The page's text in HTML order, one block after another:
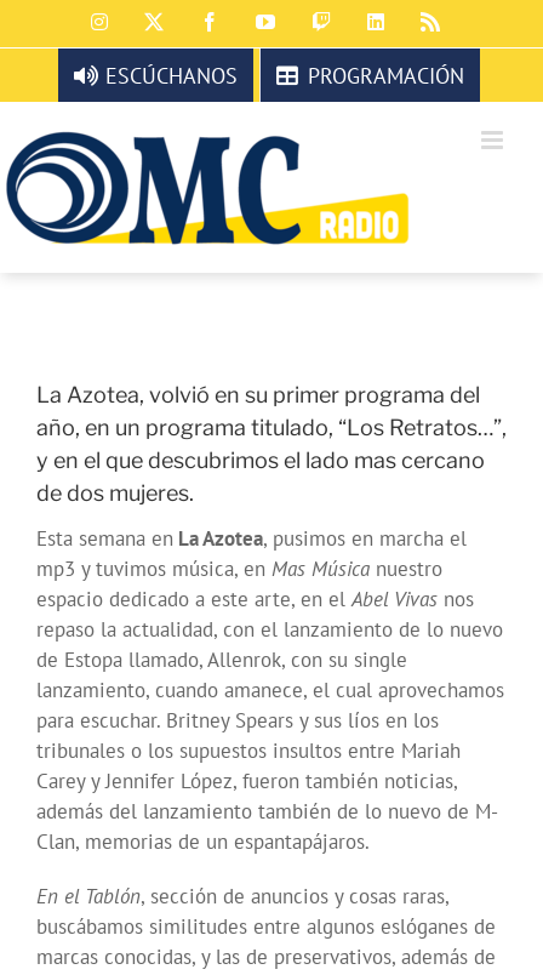
al
contenido
Instagram FacebookYouTubeTwitchLinkedIn
ESCÚCHANOS PROGRAMACIÓN
La Azotea, volvió en su primer programa del
año, en un programa titulado, “Los Retratos…”,
y en el que descubrimos el lado mas cercano
de dos mujeres.
Esta semana en La Azotea, pusimos en marcha el
mp3 y tuvimos música, en Mas Música nuestro
espacio dedicado a este arte, en elAbel Vivas nos
repaso la actualidad, con el lanzamiento de lo nuevo
de Estopa llamado, Allenrok, con su single
lanzamiento, cuando amanece, el cual aprovechamos
para escuchar. Britney Spears y sus líos en los
tribunales o los supuestos insultos entre Mariah
Carey y Jennifer López, fueron también noticias,
además del lanzamiento también de lo nuevo de M-
Clan, memorias de un espantapájaros.
En el Tablón, sección de anuncios y cosas raras,
buscábamos similitudes entre algunos eslóganes de
marcas conocidas, y las de preservativos, además de